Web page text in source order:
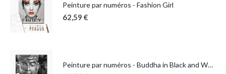
Peinture par numéros - Fashion Girl
62,59 €
Peinture par numéros - Buddha in Black and White